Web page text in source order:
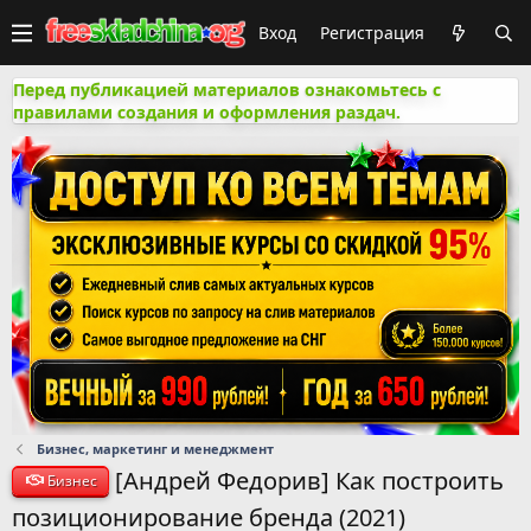
Вход Регистрация
Перед публикацией материалов ознакомьтесь с
правилами создания и оформления раздач.
Бизнес, маркетинг и менеджмент
Бизнес
[Андрей Федорив] Как построить
позиционирование бренда (2021)